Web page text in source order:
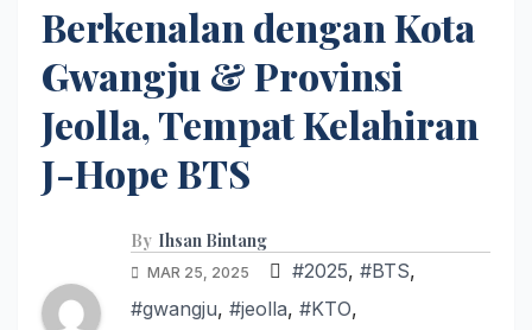
Berkenalan dengan Kota
Gwangju & Provinsi
Jeolla, Tempat Kelahiran
J-Hope BTS
By Ihsan Bintang
MAR 25, 2025 #2025, #BTS,
#gwangju, #jeolla, #KTO,